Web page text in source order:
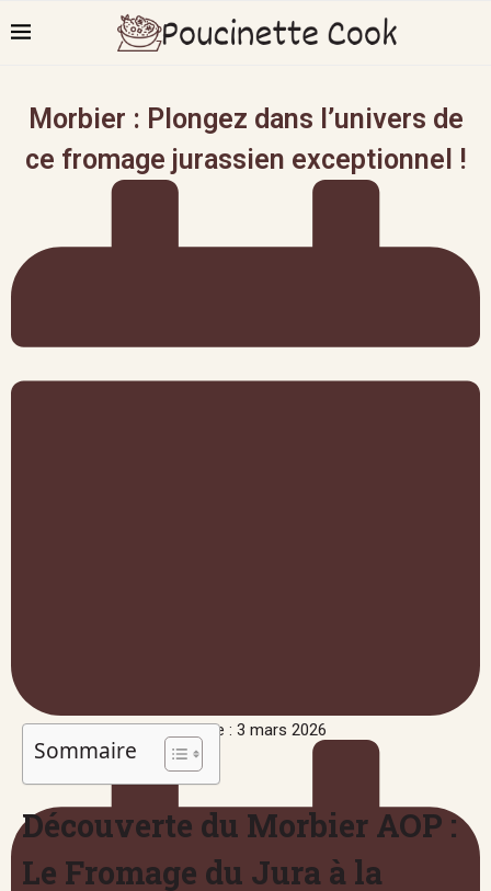
Morbier : Plongez dans l’univers de
ce fromage jurassien exceptionnel !
Publié le : 3 mars 2026
Sommaire
Découverte du Morbier AOP :
Le Fromage du Jura à la